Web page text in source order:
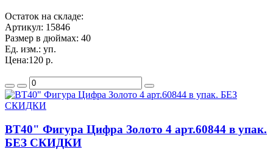
Остаток на складе:
Артикул: 15846
Размер в дюймах: 40
Ед. изм.: уп.
Цена:120 р.
BT40" Фигура Цифра Золото 4 арт.60844 в упак.
БЕЗ СКИДКИ